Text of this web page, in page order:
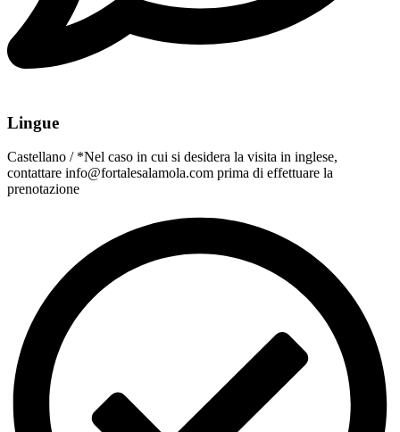
Lingue
Castellano / *Nel caso in cui si desidera la visita in inglese,
contattare info@fortalesalamola.com prima di effettuare la
prenotazione